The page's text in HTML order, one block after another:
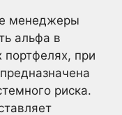
менеджеры
альфа в
при
риска.